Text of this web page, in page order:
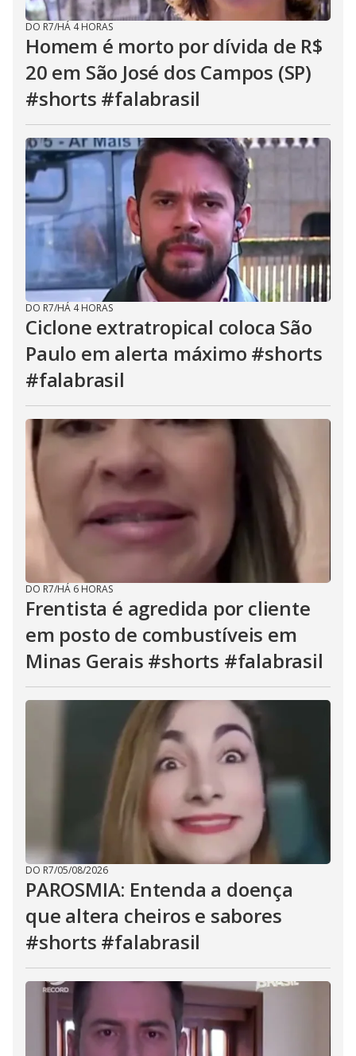
DO R7/HÁ 4 HORAS
Homem é morto por dívida de R$
20 em São José dos Campos (SP)
#shorts #falabrasil
DO R7/HÁ 4 HORAS
Ciclone extratropical coloca São
Paulo em alerta máximo #shorts
#falabrasil
DO R7/HÁ 6 HORAS
Frentista é agredida por cliente
em posto de combustíveis em
Minas Gerais #shorts #falabrasil
DO R7/05/08/2026
PAROSMIA: Entenda a doença
que altera cheiros e sabores
#shorts #falabrasil